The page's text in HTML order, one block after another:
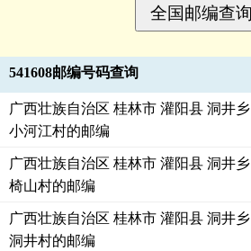
541608邮编号码查询
广西壮族自治区 桂林市 灌阳县 洞井乡
小河江村的邮编
广西壮族自治区 桂林市 灌阳县 洞井乡
椅山村的邮编
广西壮族自治区 桂林市 灌阳县 洞井乡
洞井村的邮编